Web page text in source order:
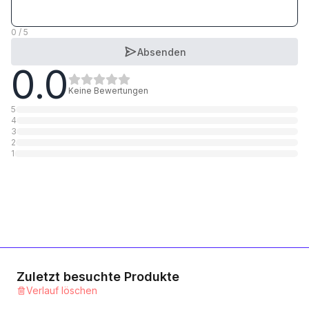
1 Kategorie
8.8 Stahl verzinkt
1 Kategorie
0 / 5
Absenden
0.0 Keine Bewertungen
5
4
3
2
1
Zuletzt besuchte Produkte
Verlauf löschen